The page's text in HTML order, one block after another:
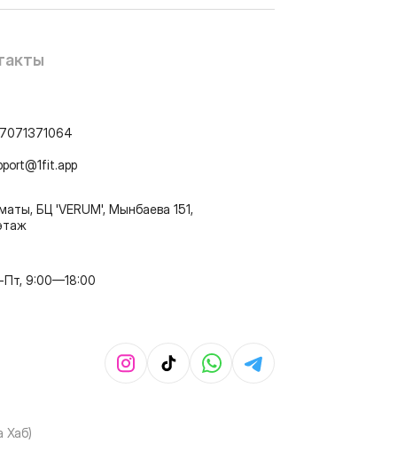
БЦ 'VERUM', Мынбаева 151,
Пт, 9:00—18:00
Хаб)